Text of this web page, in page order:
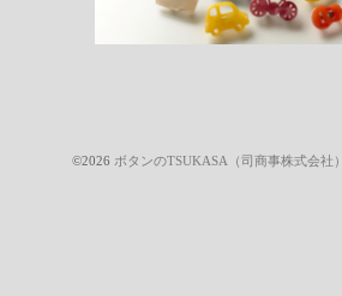
©2026 ボタンのTSUKASA（司商事株式会社）